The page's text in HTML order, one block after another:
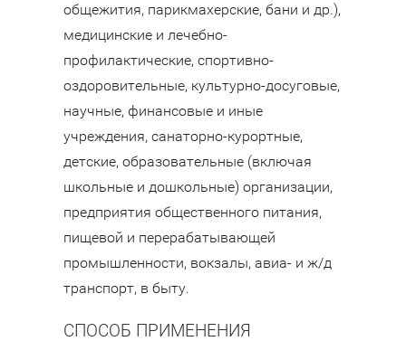
общежития, парикмахерские, бани и др.),
медицинские и лечебно-
профилактические, спортивно-
оздоровительные, культурно-досуговые,
научные, финансовые и иные
учреждения, санаторно-курортные,
детские, образовательные (включая
школьные и дошкольные) организации,
предприятия общественного питания,
пищевой и перерабатывающей
промышленности, вокзалы, авиа- и ж/д
транспорт, в быту.
СПОСОБ ПРИМЕНЕНИЯ